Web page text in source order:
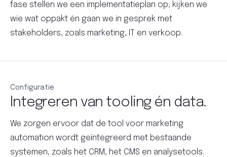
fase stellen we een implementatieplan op, kijken we
wie wat oppakt én gaan we in gesprek met
stakeholders, zoals marketing, IT en verkoop.
Configuratie
Integreren van tooling én data.
We zorgen ervoor dat de tool voor marketing
automation wordt geïntegreerd met bestaande
systemen, zoals het CRM, het CMS en analysetools.